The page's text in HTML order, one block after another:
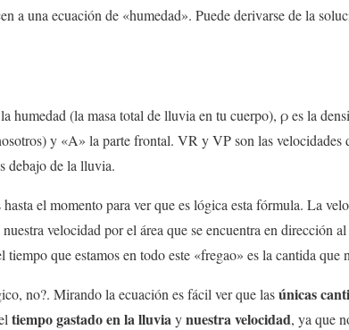
a una ecuación de «humedad». Puede derivarse de la
humedad (la masa total de lluvia en tu cuerpo), ρ es la
y «A» la parte frontal. VR y VP son las velocidades
debajo de la lluvia.
hasta el momento para ver que es lógica esta fórmula. La
velocidad por el área que se encuentra en dirección
que estamos en todo este «fregao» es la cantida que
no?. Mirando la ecuación es fácil ver que lasúnicas
tiempo gastado en la lluviaynuestra velocidad, ya que